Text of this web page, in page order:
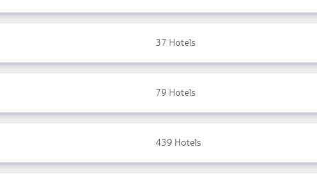
37 Hotels
79 Hotels
439 Hotels